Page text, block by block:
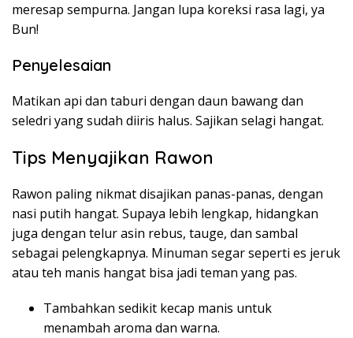
meresap sempurna. Jangan lupa koreksi rasa lagi, ya
Bun!
Penyelesaian
Matikan api dan taburi dengan daun bawang dan
seledri yang sudah diiris halus. Sajikan selagi hangat.
Tips Menyajikan Rawon
Rawon paling nikmat disajikan panas-panas, dengan
nasi putih hangat. Supaya lebih lengkap, hidangkan
juga dengan telur asin rebus, tauge, dan sambal
sebagai pelengkapnya. Minuman segar seperti es jeruk
atau teh manis hangat bisa jadi teman yang pas.
Tambahkan sedikit kecap manis untuk
menambah aroma dan warna.